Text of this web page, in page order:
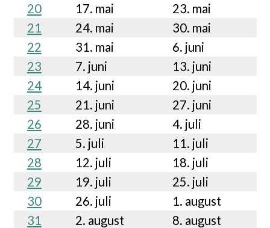
20
17. mai
23. mai
21
24. mai
30. mai
22
31. mai
6. juni
23
7. juni
13. juni
24
14. juni
20. juni
25
21. juni
27. juni
26
28. juni
4. juli
27
5. juli
11. juli
28
12. juli
18. juli
29
19. juli
25. juli
30
26. juli
1. august
31
2. august
8. august